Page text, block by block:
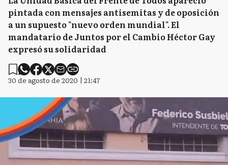
pintada con mensajes antisemitas y de oposición
a un supuesto "nuevo orden mundial". El
mandatario de Juntos por el Cambio Héctor Gay
expresó su solidaridad
30 de agosto de 2020 | 21:47